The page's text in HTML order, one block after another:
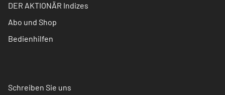
DER AKTIONÄR Indizes
Abo und Shop
Bedienhilfen
Schreiben Sie uns